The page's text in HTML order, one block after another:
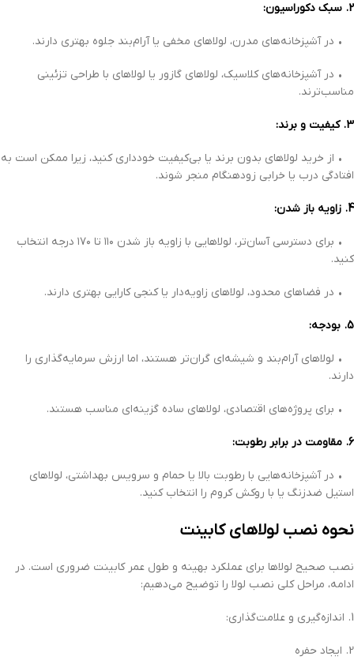
2. سبک دکوراسیون:
• در آشپزخانه‌های مدرن، لولاهای مخفی یا آرام‌بند جلوه بهتری دارند.
• در آشپزخانه‌های کلاسیک، لولاهای گازور یا لولاهای با طراحی تزئینی
مناسب‌ترند.
3. کیفیت و برند:
• از خرید لولاهای بدون برند یا بی‌کیفیت خودداری کنید، زیرا ممکن است به
افتادگی درب یا خرابی زودهنگام منجر شوند.
4. زاویه باز شدن:
• برای دسترسی آسان‌تر، لولاهایی با زاویه باز شدن ۱۱۰ تا ۱۷۰ درجه انتخاب
کنید.
• در فضاهای محدود، لولاهای زاویه‌دار یا کنجی کارایی بهتری دارند.
5. بودجه:
• لولاهای آرام‌بند و شیشه‌ای گران‌تر هستند، اما ارزش سرمایه‌گذاری را
دارند.
• برای پروژه‌های اقتصادی، لولاهای ساده گزینه‌ای مناسب هستند.
6. مقاومت در برابر رطوبت:
• در آشپزخانه‌هایی با رطوبت بالا یا حمام و سرویس بهداشتی، لولاهای
استیل ضدزنگ یا با روکش کروم را انتخاب کنید.
نحوه نصب لولاهای کابینت
نصب صحیح لولاها برای عملکرد بهینه و طول عمر کابینت ضروری است. در
ادامه، مراحل کلی نصب لولا را توضیح می‌دهیم:
1. اندازه‌گیری و علامت‌گذاری:
2. ایجاد حفره